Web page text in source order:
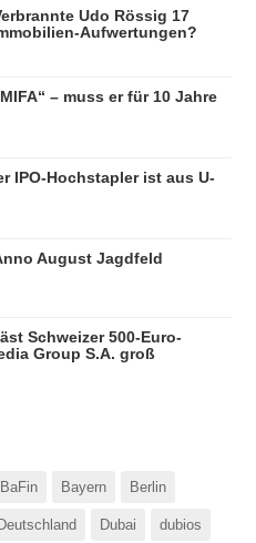
Udo Rössig 17
Aufwertungen?
– muss er für 10 Jahre
IPO-Hochstapler ist aus U-
August Jagdfeld
Schweizer 500-Euro-
Group S.A. groß
BaFin Bayern Berlin
Deutschland Dubai dubios